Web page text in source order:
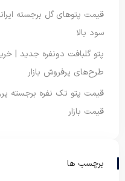
قیمت پتوهای گل برجسته
سود بالا
پتو گلبافت دونفره جدید |
طرح‌های پرفروش بازار
قیمت پتو تک نفره برجسته
قیمت بازار
برچسب ها